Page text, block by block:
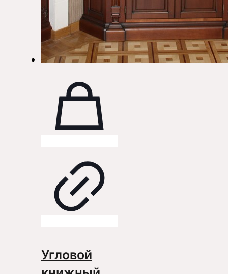
Угловой